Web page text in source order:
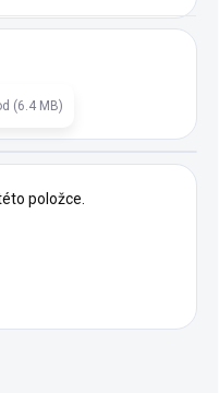
(6.4 MB)
položce.